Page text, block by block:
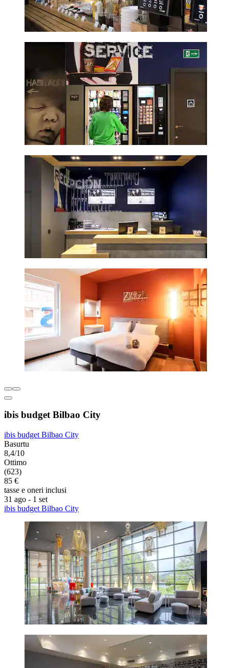
ibis budget Bilbao City
ibis budget Bilbao City
Basurtu
8,4/10
Ottimo
(623)
85 €
tasse e oneri inclusi
31 ago - 1 set
ibis budget Bilbao City